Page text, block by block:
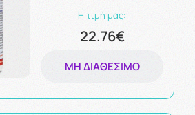
Η τιμή μας:
22.76€
ΜΗ ΔΙΑΘΈΣΙΜΟ